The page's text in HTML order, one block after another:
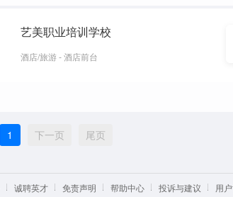
艺美职业培训学校
酒店/旅游 - 酒店前台
1 下一页 尾页
诚聘英才 免责声明 帮助中心 投诉与建议 用